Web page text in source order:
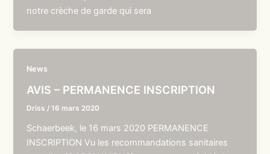
notre crèche de garde qui sera
News
AVIS – PERMANENCE INSCRIPTION
Driss /16 mars 2020
Schaerbeek, le 16 mars 2020 PERMANENCE
INSCRIPTION Vu les recommandations sanitaires